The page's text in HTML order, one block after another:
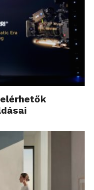
elérhetők